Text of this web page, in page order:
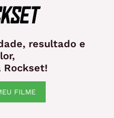
resultado e
Rockset!
FILME